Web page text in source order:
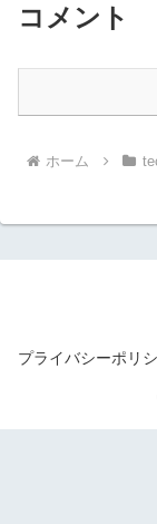
コメント
ホーム
プライバシーポリ